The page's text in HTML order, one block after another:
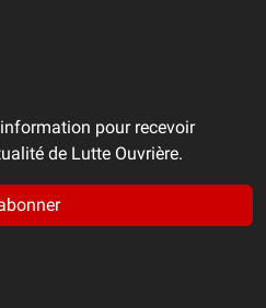
pour recevoir
de Lutte Ouvrière.